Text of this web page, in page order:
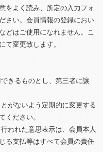
をよく読み、所定の入力フォ
さい。会員情報の登録におい
どはご使用になれません。こ
て変更致します。
きるものとし、第三者に譲
がないよう定期的に変更する
ください。
われた意思表示は、会員本人
る支払等はすべて会員の責任